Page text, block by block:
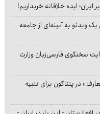
ایده خلاقانه خریداریم!
ویدئو به آیینه‌ای از جامعه
سخنگوی فارسی‌زبان وزارت
در پنتاگون برای تنبیه